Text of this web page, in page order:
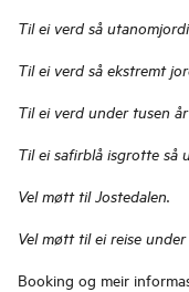
Til ei verd så
Til ei verd så ekstremt
Til ei verd under tusen
Til ei safirblå isgrotte så
Vel møtt til Jostedalen.
Vel møtt til ei reise under
Booking og meir